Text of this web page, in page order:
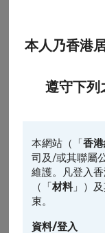
本人乃香港
遵守下列
本網站（「香
司及/或其聯屬
維護。凡登入
（「材料」）
束。
資料/登入
10:00
認股證 相關資產
最後更新時間: 2026-08-
引伸波幅變動% (5